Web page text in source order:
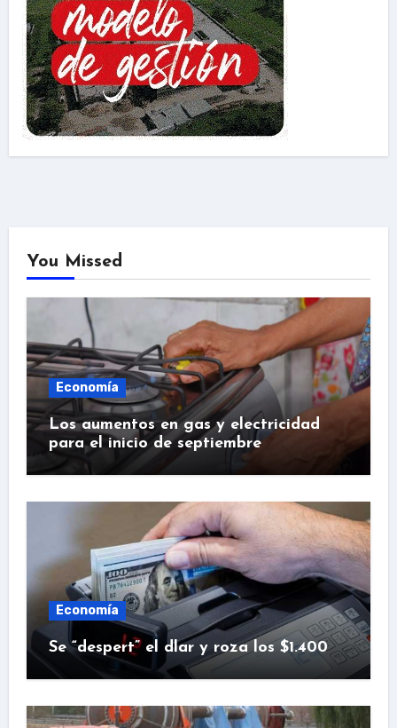
You Missed
Economía
Los aumentos en gas y electricidad
para el inicio de septiembre
Economía
Se “despert” el dlar y roza los $1.400